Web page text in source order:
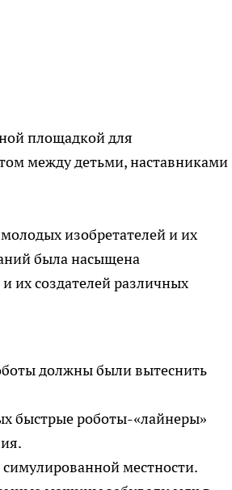
площадкой для
между детьми, наставниками
изобретателей и их
была насыщена
их создателей различных
должны были вытеснить
быстрые роботы-«лайнеры»
местности.